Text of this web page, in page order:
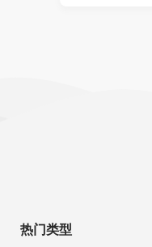
热门类型